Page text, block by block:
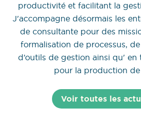
productivité et facilitant la
J'accompagne désormais les
de consultante pour des
formalisation de processus,
d’outils de gestion ainsi qu'
pour la production de
Voir toutes les